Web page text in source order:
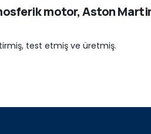
motor, Aston
test etmiş ve üretmiş.